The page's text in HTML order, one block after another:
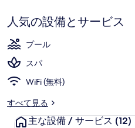
ギ
ャ
ラ
リ
ー
9.8、
お
客
様
に
好
件
の
ら
人気の設備とサービス
プール
スパ
WiFi (無料)
すべて見る
主な設備 / サービス (12)